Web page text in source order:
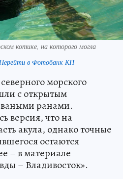
котике, на которого могла
в Фотобанк КП
морского
с открытым
ранами.
версия, что на
акула, однако точные
остаются
– в материале
– Владивосток».